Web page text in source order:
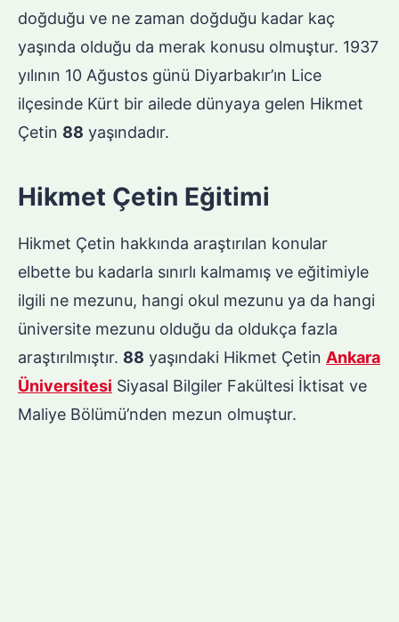
doğduğu ve ne zaman doğduğu kadar kaç
yaşında olduğu da merak konusu olmuştur. 1937
yılının 10 Ağustos günü Diyarbakır’ın Lice
ilçesinde Kürt bir ailede dünyaya gelen Hikmet
Çetin 88 yaşındadır.
Hikmet Çetin Eğitimi
Hikmet Çetin hakkında araştırılan konular
elbette bu kadarla sınırlı kalmamış ve eğitimiyle
ilgili ne mezunu, hangi okul mezunu ya da hangi
üniversite mezunu olduğu da oldukça fazla
araştırılmıştır. 88 yaşındaki Hikmet Çetin Ankara
Üniversitesi Siyasal Bilgiler Fakültesi İktisat ve
Maliye Bölümü’nden mezun olmuştur.